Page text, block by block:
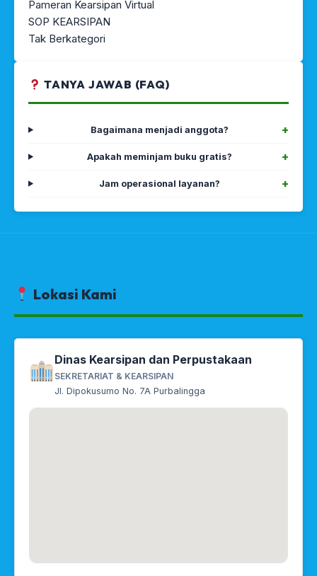
Pameran Kearsipan Virtual
SOP KEARSIPAN
Tak Berkategori
TANYA JAWAB (FAQ)
Bagaimana menjadi anggota?
Apakah meminjam buku gratis?
Jam operasional layanan?
Lokasi Kami
Dinas Kearsipan dan Perpustakaan
SEKRETARIAT & KEARSIPAN
Jl. Dipokusumo No. 7A Purbalingga